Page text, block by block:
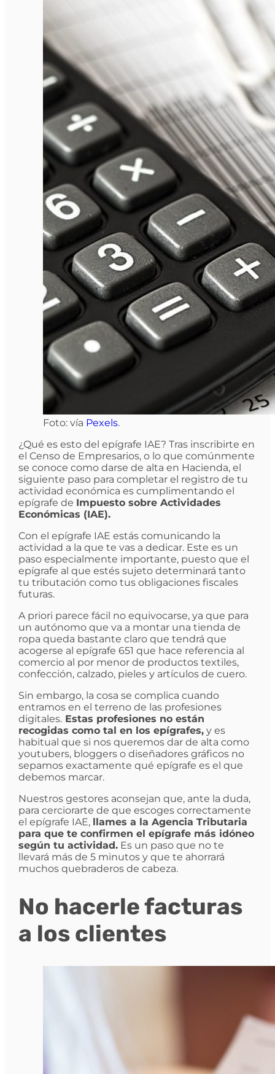
Foto: vía Pexels.
¿Qué es esto del epígrafe IAE? Tras inscribirte en
el Censo de Empresarios, o lo que comúnmente
se conoce como darse de alta en Hacienda, el
siguiente paso para completar el registro de tu
actividad económica es cumplimentando el
epígrafe de Impuesto sobre Actividades
Económicas (IAE).
Con el epígrafe IAE estás comunicando la
actividad a la que te vas a dedicar. Este es un
paso especialmente importante, puesto que el
epígrafe al que estés sujeto determinará tanto
tu tributación como tus obligaciones fiscales
futuras.
A priori parece fácil no equivocarse, ya que para
un autónomo que va a montar una tienda de
ropa queda bastante claro que tendrá que
acogerse al epígrafe 651 que hace referencia al
comercio al por menor de productos textiles,
confección, calzado, pieles y artículos de cuero.
Sin embargo, la cosa se complica cuando
entramos en el terreno de las profesiones
digitales.Estas profesiones no están
recogidas como tal en los epígrafes,y es
habitual que si nos queremos dar de alta como
youtubers, bloggers o diseñadores gráficos no
sepamos exactamente qué epígrafe es el que
debemos marcar.
Nuestros gestores aconsejan que, ante la duda,
para cerciorarte de que escoges correctamente
el epígrafe IAE, llames a la Agencia Tributaria
para que te confirmen el epígrafe más idóneo
según tu actividad.Es un paso que no te
llevará más de 5 minutos y que te ahorrará
muchos quebraderos de cabeza.
No hacerle facturas
a los clientes